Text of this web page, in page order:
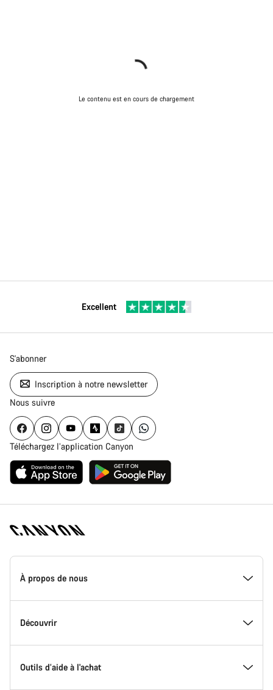
Le contenu est en cours de chargement
Excellent
S'abonner
Inscription à notre newsletter
Nous suivre
Téléchargez l’application Canyon
Page
d'accueil
Canyon
-
Canyon
À propos de nous
Inside Canyon
L'innovation chez Canyon
Découvrir
Evénements
Outils d’aide à l'achat